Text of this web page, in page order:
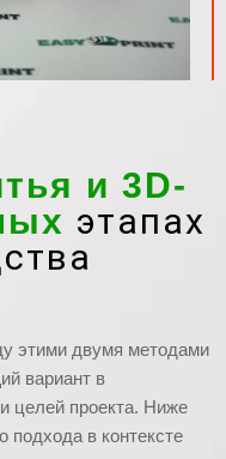
и 3D-
этапах
этими двумя методами
вариант в
целей проекта. Ниже
подхода в контексте